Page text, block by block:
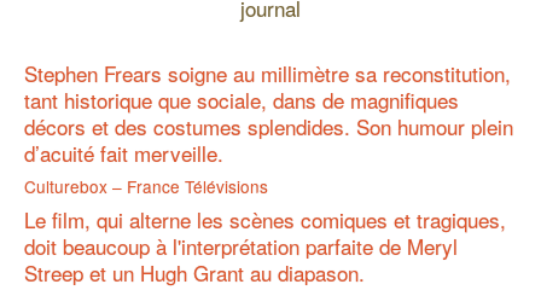
Stephen Frears soigne au millimètre sa reconstitution,
tant historique que sociale, dans de magnifiques
décors et des costumes splendides. Son humour plein
d’acuité fait merveille.
Culturebox – France Télévisions
Le film, qui alterne les scènes comiques et tragiques,
doit beaucoup à l'interprétation parfaite de Meryl
Streep et un Hugh Grant au diapason.